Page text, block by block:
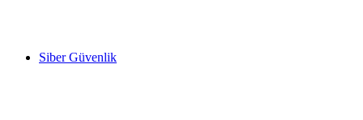
Siber Güvenlik